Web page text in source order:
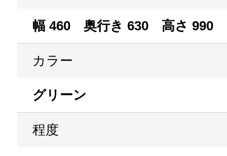
幅 460 奥行き 630 高さ 990
カラー
グリーン
程度